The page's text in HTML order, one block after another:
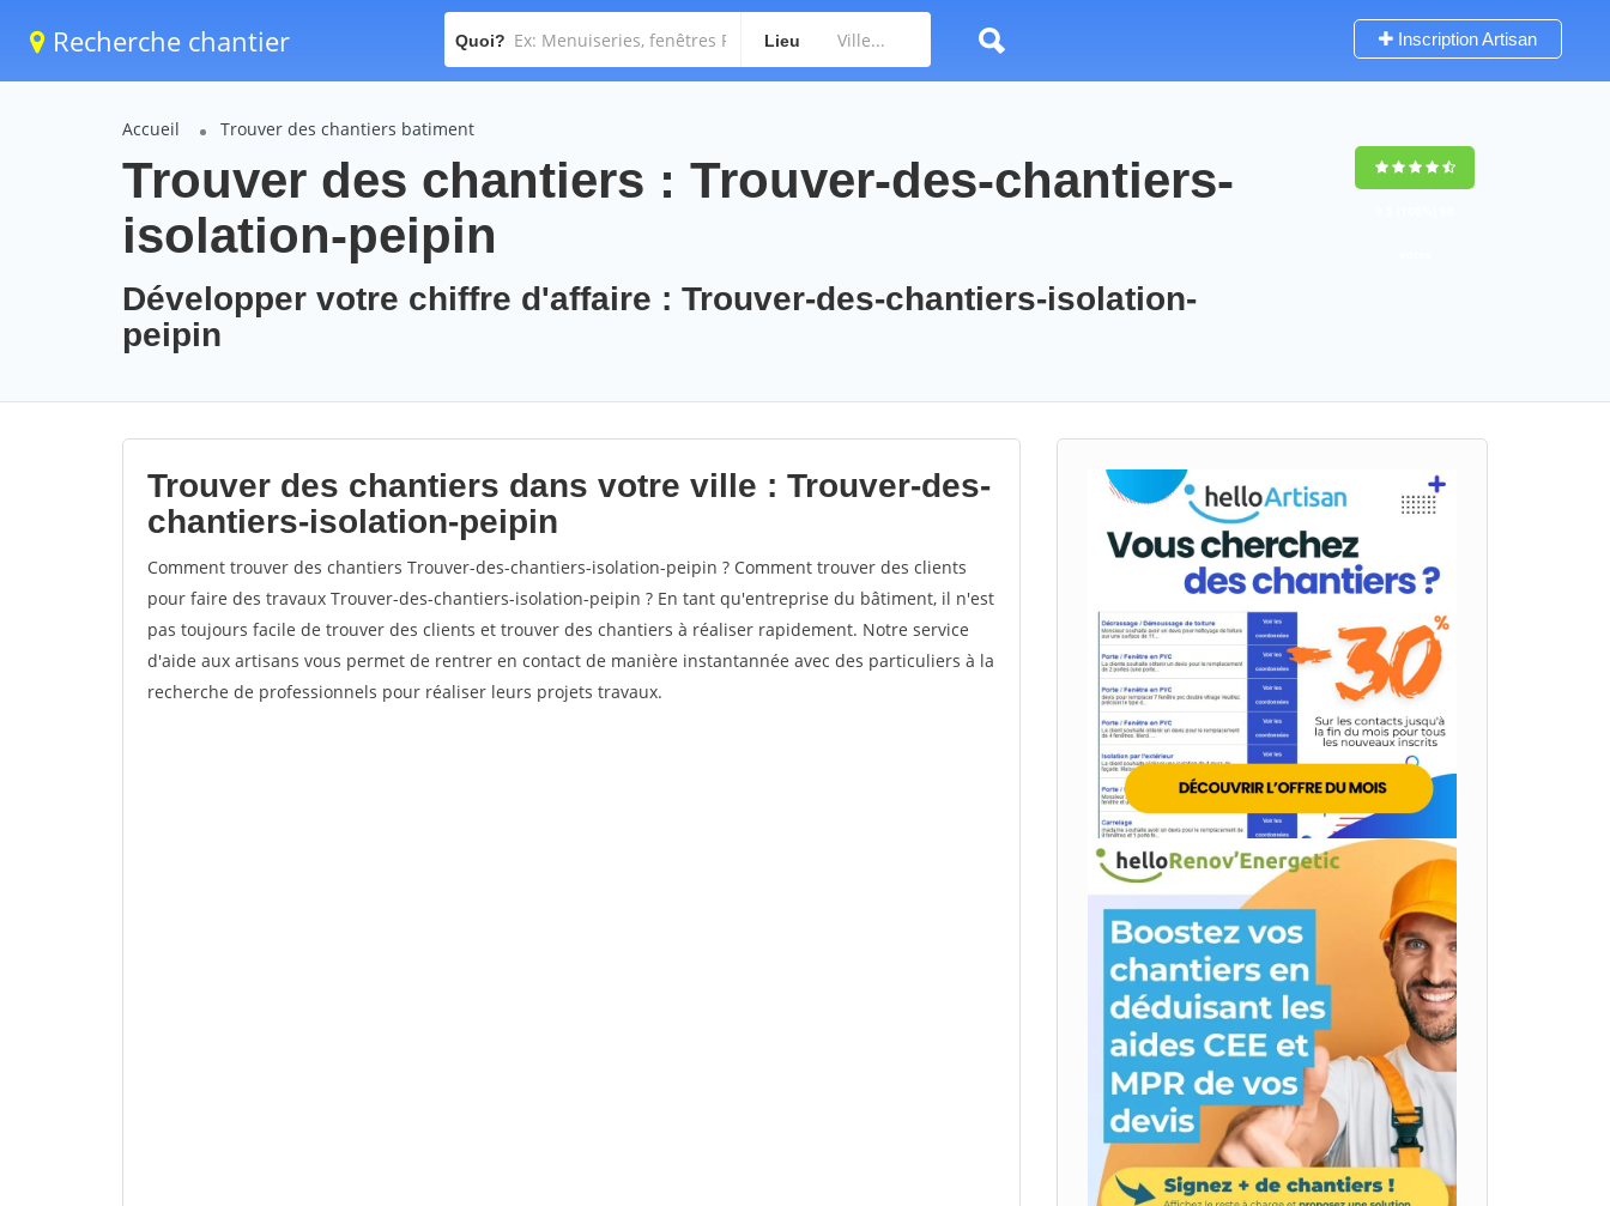
Recherche chantier Quoi? Lieu Inscription Artisan
Accueil Trouver des chantiers batiment
Trouver des chantiers : Trouver-des-chantiers-
isolation-peipin
Développer votre chiffre d'affaire : Trouver-des-chantiers-isolation-
peipin
Trouver des chantiers dans votre ville : Trouver-des-
chantiers-isolation-peipin
Comment trouver des chantiers Trouver-des-chantiers-isolation-peipin ? Comment trouver des clients
pour faire des travaux Trouver-des-chantiers-isolation-peipin ? En tant qu'entreprise du bâtiment, il n'est
pas toujours facile de trouver des clients et trouver des chantiers à réaliser rapidement. Notre service
d'aide aux artisans vous permet de rentrer en contact de manière instantannée avec des particuliers à la
recherche de professionnels pour réaliser leurs projets travaux.